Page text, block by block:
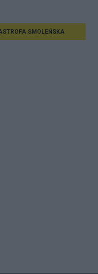
SMOLEŃSKA